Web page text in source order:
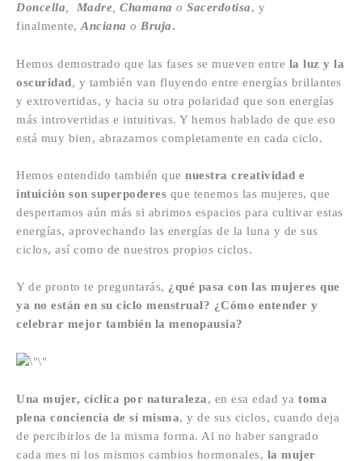
Doncella, Madre, Chamana o Sacerdotisa, y
finalmente,Anciana o Bruja.
Hemos demostrado que las fases se mueven entre la luz y la
oscuridad, y también van fluyendo entre energías brillantes
y extrovertidas, y hacia su otra polaridad que son energías
más introvertidas e intuitivas. Y hemos hablado de que eso
está muy bien, abrazarnos completamente en cada ciclo.
Hemos entendido también que nuestra creatividad e
intuición son superpoderes que tenemos las mujeres, que
despertamos aún más si abrimos espacios para cultivar estas
energías, aprovechando las energías de la luna y de sus
ciclos, así como de nuestros propios ciclos.
Y de pronto te preguntarás, ¿qué pasa con las mujeres que
ya no están en su ciclo menstrual? ¿Cómo entender y
celebrar mejor también la menopausia?
Una mujer, cíclica por naturaleza, en esa edad ya toma
plena conciencia de sí misma, y de sus ciclos, cuando deja
de percibirlos de la misma forma. Al no haber sangrado
cada mes ni los mismos cambios hormonales, la mujer